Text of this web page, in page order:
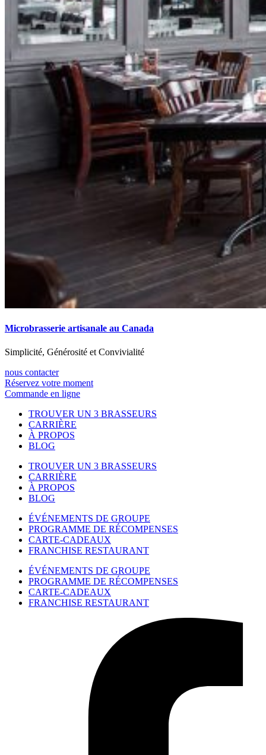
Microbrasserie artisanale au Canada
Simplicité, Générosité et Convivialité
nous contacter
Réservez votre moment
Commande en ligne
TROUVER UN 3 BRASSEURS
CARRIÈRE
À PROPOS
BLOG
TROUVER UN 3 BRASSEURS
CARRIÈRE
À PROPOS
BLOG
ÉVÉNEMENTS DE GROUPE
PROGRAMME DE RÉCOMPENSES
CARTE-CADEAUX
FRANCHISE RESTAURANT
ÉVÉNEMENTS DE GROUPE
PROGRAMME DE RÉCOMPENSES
CARTE-CADEAUX
FRANCHISE RESTAURANT